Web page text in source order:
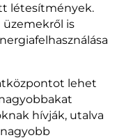
létesítmények.
üzemekről is
lehet
hívják, utalva